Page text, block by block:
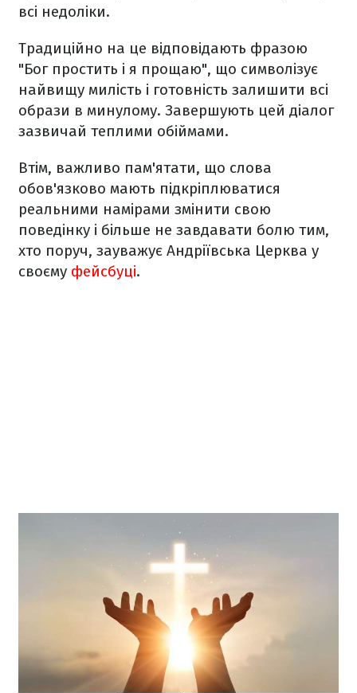
всі недоліки.
Традиційно на це відповідають фразою
"Бог простить і я прощаю", що символізує
найвищу милість і готовність залишити всі
образи в минулому. Завершують цей діалог
зазвичай теплими обіймами.
Втім, важливо пам'ятати, що слова
обов'язково мають підкріплюватися
реальними намірами змінити свою
поведінку і більше не завдавати болю тим,
хто поруч, зауважує Андріївська Церква у
своєму фейсбуці.